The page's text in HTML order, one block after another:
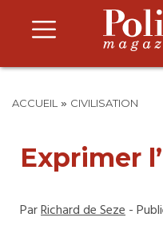
ACCUEIL » CIVILISATION
Exprimer
ParRichard de Seze-